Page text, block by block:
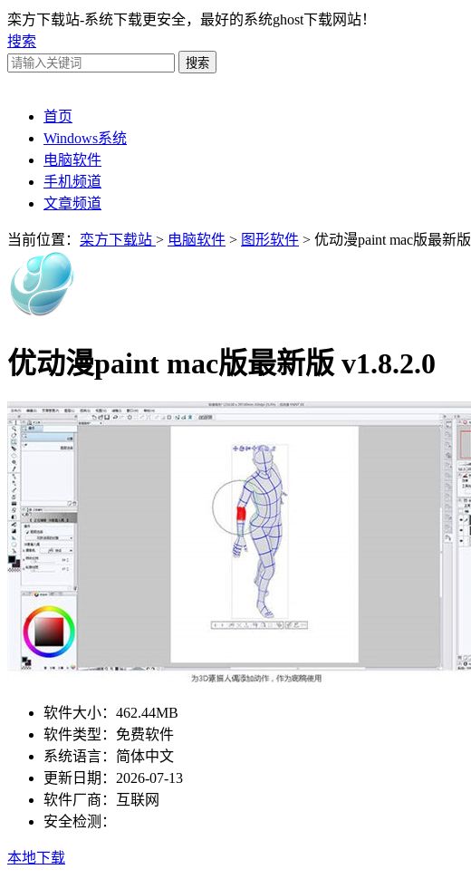
栾方下载站-系统下载更安全，最好的系统ghost下载网站！
搜索
首页
Windows系统
电脑软件
手机频道
文章频道
当前位置： 栾方下载站 > 电脑软件 > 图形软件 > 优动漫paint mac版最新版
优动漫paint mac版最新版 v1.8.2.0
软件大小： 462.44MB
软件类型： 免费软件
系统语言： 简体中文
更新日期： 2026-07-13
软件厂商： 互联网
安全检测：
本地下载